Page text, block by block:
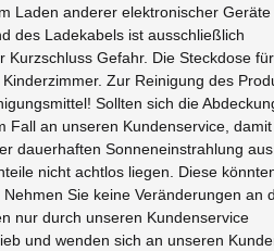
Laden anderer elektronischer Geräte
des Ladekabels ist ausschließlich
Gefahr. Die Steckdose
Zur Reinigung des
Sollten sich die
Fall an unseren Kundenservice,
dauerhaften Sonneneinstrahlung
nicht achtlos liegen. Diese
Sie keine Veränderungen an
nur durch unseren Kundenservice
und wenden sich an unseren